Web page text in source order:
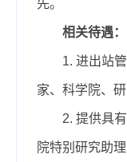
先。
相关待遇：
1. 进出站
家、科学院、
2. 提供具
院特别研究助